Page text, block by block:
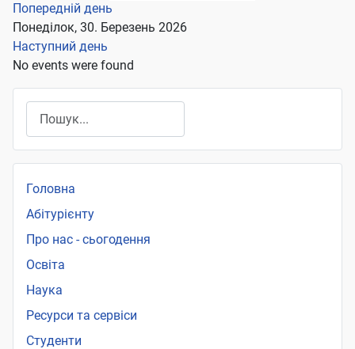
Попередній день
Понеділок, 30. Березень 2026
Наступний день
No events were found
Головна
Абітурієнту
Про нас - сьогодення
Освіта
Наука
Ресурси та сервіси
Студенти